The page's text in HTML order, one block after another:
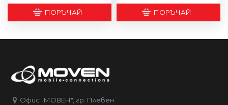
ПОРЪЧАЙ ПОРЪЧАЙ
Офис "МОВЕН", гр. Плевен